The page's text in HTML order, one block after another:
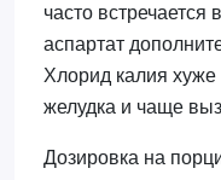
часто встречается
аспартат
Хлорид калия хуже
желудка и чаще
Дозировка на